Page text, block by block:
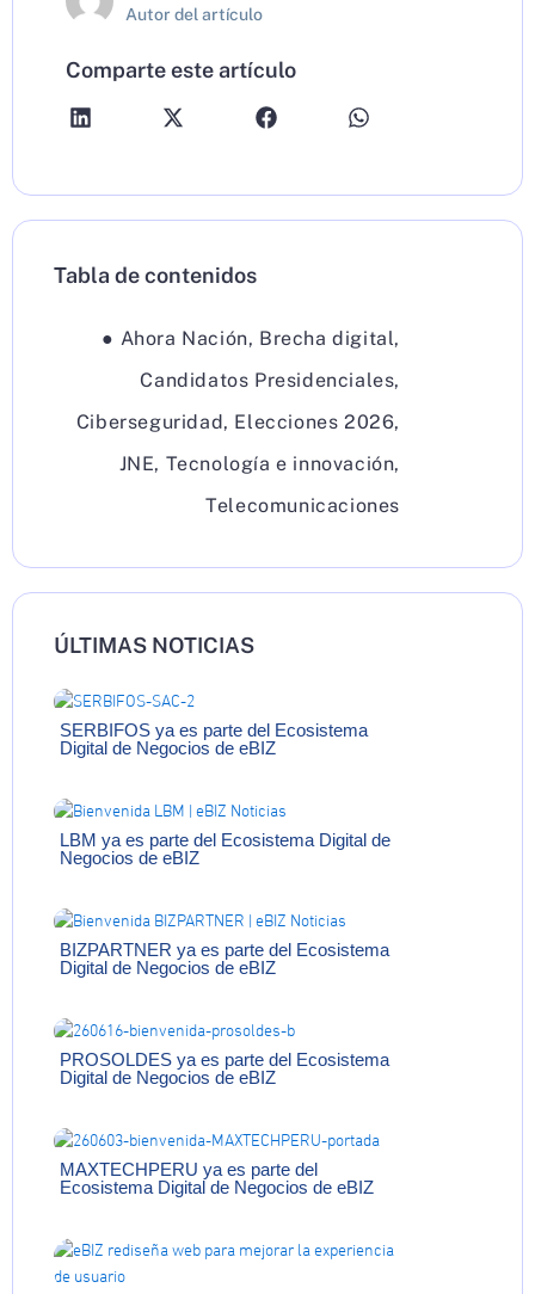
Autor del artículo
Comparte este artículo
Tabla de contenidos
● Ahora Nación, Brecha digital,
Candidatos Presidenciales,
Ciberseguridad, Elecciones 2026,
JNE, Tecnología e innovación,
Telecomunicaciones
ÚLTIMAS NOTICIAS
SERBIFOS ya es parte del Ecosistema
Digital de Negocios de eBIZ
LBM ya es parte del Ecosistema Digital de
Negocios de eBIZ
BIZPARTNER ya es parte del Ecosistema
Digital de Negocios de eBIZ
PROSOLDES ya es parte del Ecosistema
Digital de Negocios de eBIZ
MAXTECHPERU ya es parte del
Ecosistema Digital de Negocios de eBIZ